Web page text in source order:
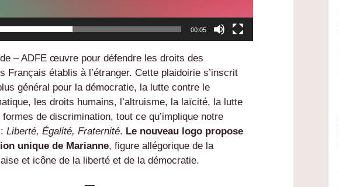
00:05
– ADFE œuvre pour défendre les droits des
Français établis à l’étranger. Cette plaidoirie s’inscrit
général pour la démocratie, la lutte contre le
les droits humains, l’altruisme, la laïcité, la lutte
de discrimination, tout ce qu’implique notre
:Liberté, Égalité, Fraternité. Le nouveau logo propose
unique de Marianne, figure allégorique de la
et icône de la liberté et de la démocratie.